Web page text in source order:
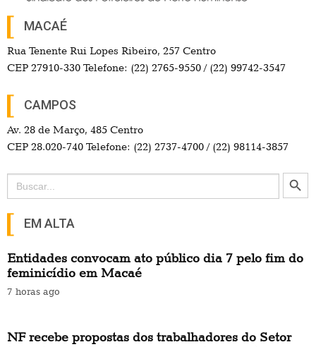
MACAÉ
Rua Tenente Rui Lopes Ribeiro, 257 Centro
CEP 27910-330 Telefone: (22) 2765-9550 / (22) 99742-3547
CAMPOS
Av. 28 de Março, 485 Centro
CEP 28.020-740 Telefone: (22) 2737-4700 / (22) 98114-3857
Search
for:
Search Button
EM ALTA
Entidades convocam ato público dia 7 pelo fim do
feminicídio em Macaé
7 horas ago
NF recebe propostas dos trabalhadores do Setor